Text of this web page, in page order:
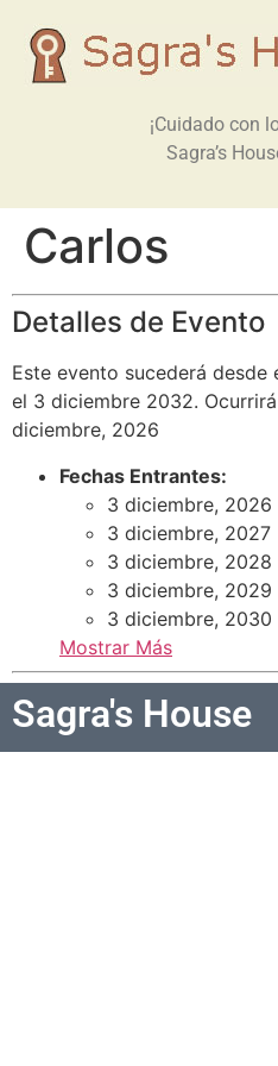
¡Cuidado con
Sagra’s
Carlos
Detalles de Evento
Este evento sucederá desde
el 3 diciembre 2032.
diciembre, 2026
Fechas Entrantes:
3 diciembre, 2026
3 diciembre, 2027
3 diciembre, 2028
3 diciembre, 2029
3 diciembre, 2030
Mostrar Más
Sagra's House